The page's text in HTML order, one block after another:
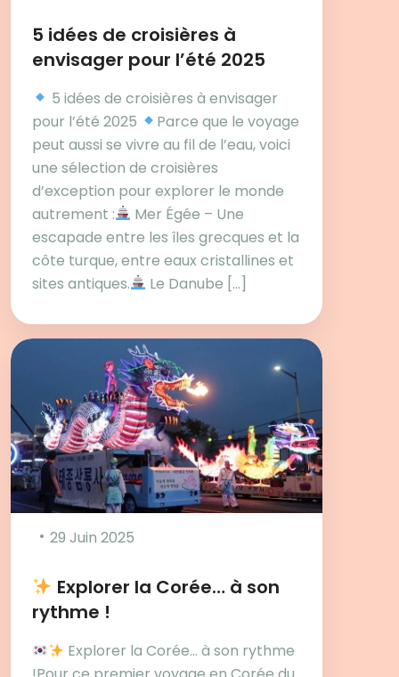
5 idées de croisières à
envisager pour l’été 2025
5 idées de croisières à envisager
pour l’été 2025
Parce que le voyage
peut aussi se vivre au fil de l’eau, voici
une sélection de croisières
d’exception pour explorer le monde
autrement :
Mer Égée – Une
escapade entre les îles grecques et la
côte turque, entre eaux cristallines et
sites antiques.
Le Danube […]
29 Juin 2025
Explorer la Corée… à son
rythme !
Explorer la Corée… à son rythme